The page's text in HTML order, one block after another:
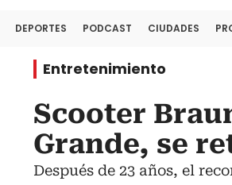
DEPORTES PODCAST CIUDADES
Entretenimiento
Scooter
Grande, se
Después de 23 años, el